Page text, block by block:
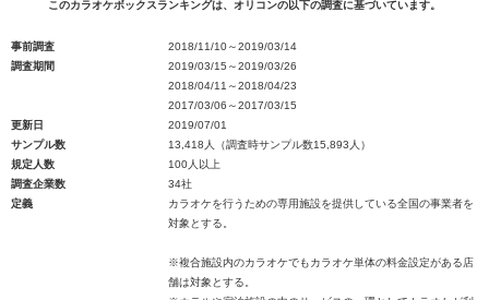
このカラオケボックスランキングは、オリコンの以下の調査に基づいています。
事前調査
2018/11/10～2019/03/14
調査期間
2019/03/15～2019/03/26
2018/04/11～2018/04/23
2017/03/06～2017/03/15
更新日
2019/07/01
サンプル数
13,418人（調査時サンプル数15,893人）
規定人数
100人以上
調査企業数
34社
定義
カラオケを行うための専用施設を提供している全国の事業者を
対象とする。
※複合施設内のカラオケでもカラオケ単体の料金設定がある店
舗は対象とする。